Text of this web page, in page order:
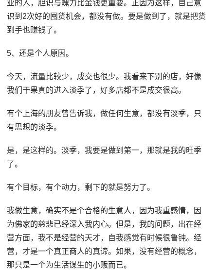
业的人，胆识与魄力比金钱更重要。正因为这样，自己意
识到2次好的囤货机会，都没有做。要是做到了，就是把货
到手也赚钱了。
5、还是个人原因。
今天，流量比较少，成交也很少。我看来下别的店，好像
我们干果真的进入淡季了，好多店都不是成交很高。
有个上海的朋友曾告诉我，做任何生意，都没有淡季，只
有思想的淡季。
是，是这样的。淡季，我要是做到第一，那就是我的旺季
了。
有个目标，有个动力，剩下的就是努力了。
我做生意，确实不是个合格的生意人，因为我重感情，因
为佛家的慈悲已经深入我内心。但是，我的问题，出在经
营方面，我不是经营的天才，自我感觉有时候很鲁钝。经
营，才是一个真正商人的真谛。如果，没有经营的概念，
那只是一个为生活谋生的小贩而已。